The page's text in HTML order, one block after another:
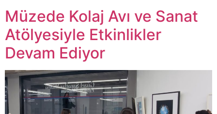
Müzede Kolaj Avı ve Sanat
Atölyesiyle Etkinlikler
Devam Ediyor